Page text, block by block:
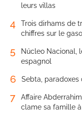
leurs villas
4
Trois dirhams de
chiffres sur le
5
Núcleo Nacional,
espagnol
6 Sebta, paradoxes
7
Affaire
clame sa famille